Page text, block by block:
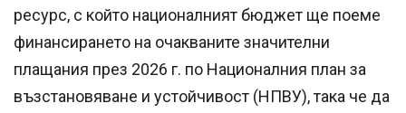
ресурс, с който националният бюджет ще поеме
финансирането на очакваните значителни
плащания през 2026 г. по Националния план за
възстановяване и устойчивост (НПВУ), така че да